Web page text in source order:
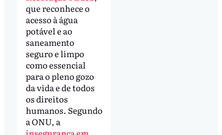
que reconhece o
acesso à água
potável e ao
saneamento
seguro e limpo
como essencial
para o pleno gozo
da vida e de todos
os direitos
humanos. Segundo
a ONU, a